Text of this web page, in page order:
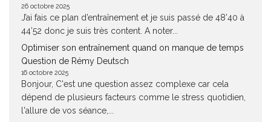
26 octobre 2025
J’ai fais ce plan d’entraînement et je suis passé de 48’40 à
44’52 donc je suis très content. A noter...
Optimiser son entraînement quand on manque de temps
Question de Rémy Deutsch
16 octobre 2025
Bonjour, C'est une question assez complexe car cela
dépend de plusieurs facteurs comme le stress quotidien,
l'allure de vos séance,...